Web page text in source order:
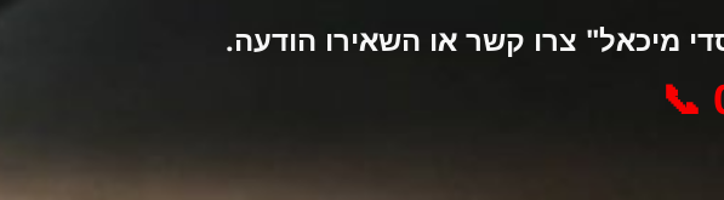
מיכאל" צרו קשר או השאירו הודעה.